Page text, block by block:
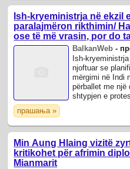
Ish-kryeministrja në ekzil
paralajmëron rikthimin/
ose të më vrasin, por do
BalkanWeb -
Ish-
njoftuar se
mërgimi në Indi
përballet me një
shtypjen e
прашања »
Min Aung Hlaing vizitë
kritikohet për afrimin
Mianmarit